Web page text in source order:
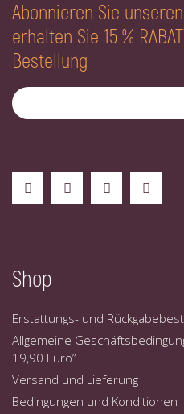
Abonnieren Sie
erhalten Sie 15 %
Bestellung
Shop
Erstattungs- und
Allgemeine
19,90 Euro”
Versand und Lieferung
Bedingungen und Konditionen